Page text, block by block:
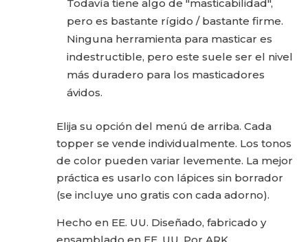
Todavía tiene algo de "masticabilidad",
pero es bastante rígido / bastante firme.
Ninguna herramienta para masticar es
indestructible, pero este suele ser el nivel
más duradero para los masticadores
ávidos.
Elija su opción del menú de arriba. Cada
topper se vende individualmente. Los tonos
de color pueden variar levemente. La mejor
práctica es usarlo con lápices sin borrador
(se incluye uno gratis con cada adorno).
Hecho en EE. UU. Diseñado, fabricado y